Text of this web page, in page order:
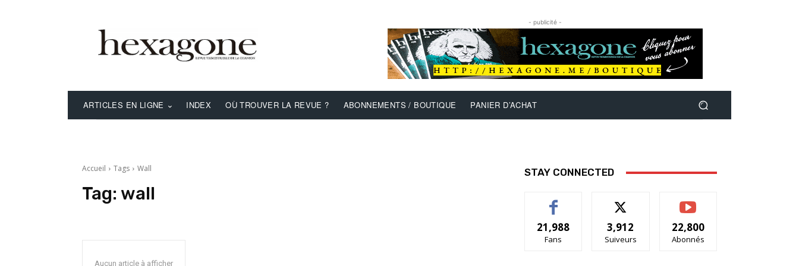
- publicité -
ARTICLES EN LIGNE INDEX OÙ TROUVER LA REVUE ? ABONNEMENTS / BOUTIQUE PANIER D’ACHAT
Accueil Tags Wall
Tag: wall
Aucun article à afficher
STAY CONNECTED
21,988
Fans
3,912
Suiveurs
22,800
Abonnés